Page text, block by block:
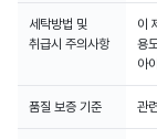
세탁방법 및
취급시 주의사항
이
용
아
품질 보증 기준 관